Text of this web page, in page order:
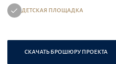
ДЕТСКАЯ ПЛОЩАДКА
СКАЧАТЬ БРОШЮРУ ПРОЕКТА